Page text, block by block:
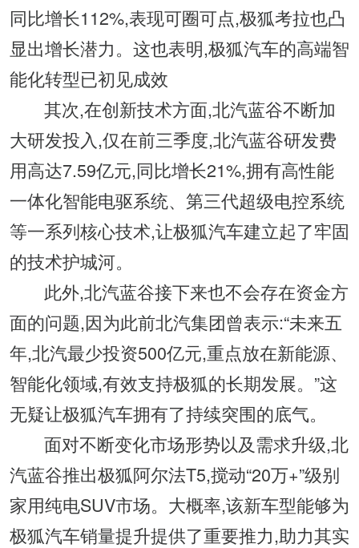
同比增长112%,表现可圈可点,极狐考拉也凸
显出增长潜力。这也表明,极狐汽车的高端智
能化转型已初见成效
其次,在创新技术方面,北汽蓝谷不断加
大研发投入,仅在前三季度,北汽蓝谷研发费
用高达7.59亿元,同比增长21%,拥有高性能
一体化智能电驱系统、第三代超级电控系统
等一系列核心技术,让极狐汽车建立起了牢固
的技术护城河。
此外,北汽蓝谷接下来也不会存在资金方
面的问题,因为此前北汽集团曾表示:“未来五
年,北汽最少投资500亿元,重点放在新能源、
智能化领域,有效支持极狐的长期发展。”这
无疑让极狐汽车拥有了持续突围的底气。
面对不断变化市场形势以及需求升级,北
汽蓝谷推出极狐阿尔法T5,搅动“20万+”级别
家用纯电SUV市场。大概率,该新车型能够为
极狐汽车销量提升提供了重要推力,助力其实